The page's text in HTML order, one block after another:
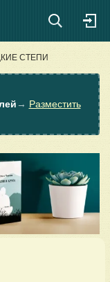
СТЕПИ
→ Разместить